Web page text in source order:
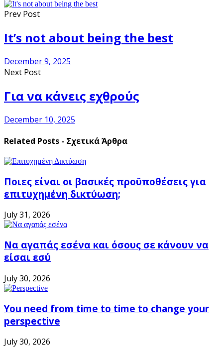
Prev Post
It’s not about being the best
December 9, 2025
Next Post
Για να κάνεις εχθρούς
December 10, 2025
Related Posts - Σχετικά Άρθρα
Ποιες είναι οι βασικές προϋποθέσεις για
επιτυχημένη δικτύωση;
July 31, 2026
Να αγαπάς εσένα και όσους σε κάνουν να
είσαι εσύ
July 30, 2026
You need from time to time to change your
perspective
July 30, 2026